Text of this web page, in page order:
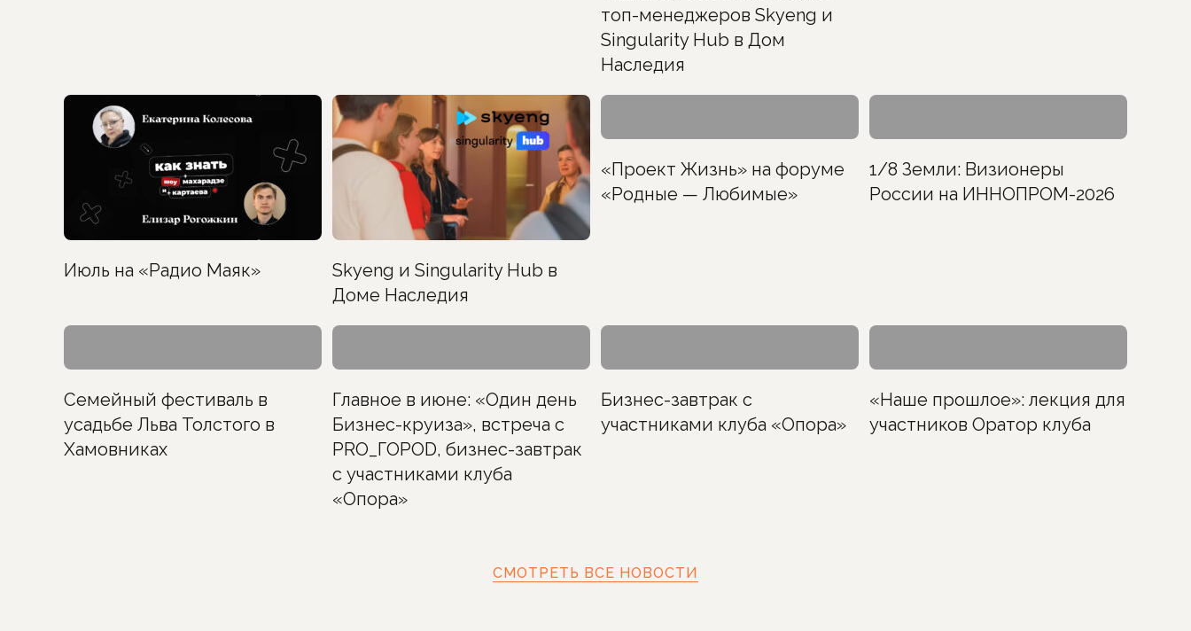
топ-менеджеров Skyeng и
Singularity Hub в Дом
Наследия
Июль на «Радио Маяк»
Skyeng и Singularity Hub в
Доме Наследия
«Проект Жизнь» на форуме
«Родные — Любимые»
1/8 Земли: Визионеры
России на ИННОПРОМ-2026
Семейный фестиваль в
усадьбе Льва Толстого в
Хамовниках
Главное в июне: «Один день
Бизнес-круиза», встреча с
PRO_ГОРОD, бизнес-завтрак
с участниками клуба
«Опора»
Бизнес-завтрак с
участниками клуба «Опора»
«Наше прошлое»: лекция для
участников Оратор клуба
СМОТРЕТЬ ВСЕ НОВОСТИ